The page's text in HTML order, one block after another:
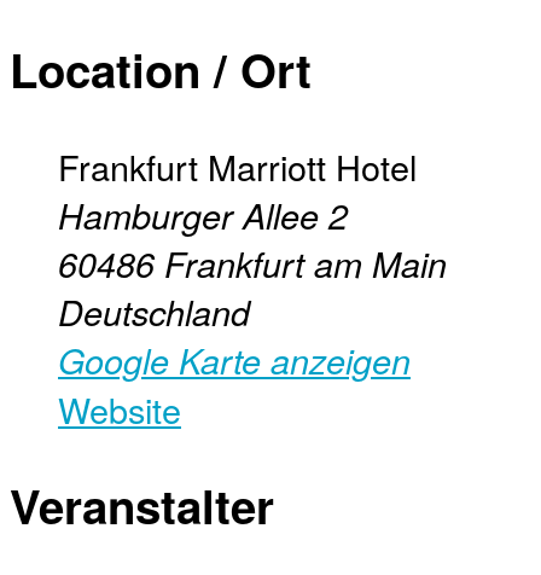
Location / Ort
Frankfurt Marriott Hotel
Hamburger Allee 2
60486 Frankfurt am Main
Deutschland
Google Karte anzeigen
Website
Veranstalter